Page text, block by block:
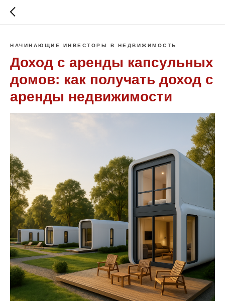
НАЧИНАЮЩИЕ ИНВЕСТОРЫ В НЕДВИЖИМОСТЬ
Доход с аренды капсульных
домов: как получать доход с
аренды недвижимости